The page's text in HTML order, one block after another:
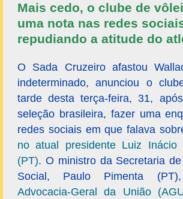
Mais cedo, o clube de
uma nota nas redes
repudiando a atitude do
O Sada Cruzeiro afastou
indeterminado, anunciou o
tarde desta terça-feira, 31,
seleção brasileira, fazer uma
redes sociais em que falava
no atual presidente Luiz
(PT). O ministro da Secretaria
Social, Paulo Pimenta
Advocacia-Geral da União